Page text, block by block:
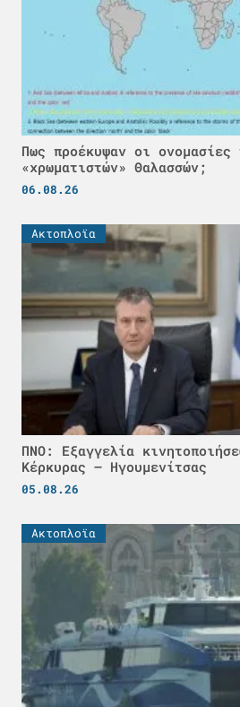
Πως προέκυψαν οι ονομασίες
«χρωματιστών» Θαλασσών;
06.08.26
Ακτοπλοϊα
ΠΝΟ: Εξαγγελία
Κέρκυρας – Ηγουμενίτσας
05.08.26
Ακτοπλοϊα